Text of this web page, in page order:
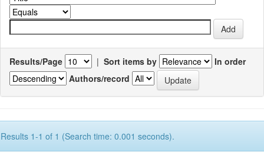
Results/Page | Sort items by
In order
Authors/record
Results 1-1 of 1 (Search time: 0.001 seconds).